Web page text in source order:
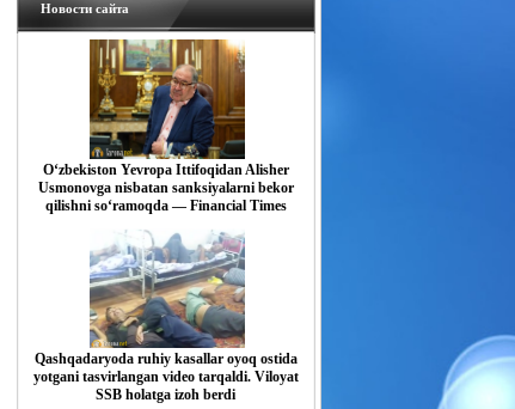
Новости сайта
O‘zbekiston Yevropa Ittifoqidan Alisher
Usmonovga nisbatan sanksiyalarni bekor
qilishni so‘ramoqda — Financial Times
Qashqadaryoda ruhiy kasallar oyoq ostida
yotgani tasvirlangan video tarqaldi. Viloyat
SSB holatga izoh berdi